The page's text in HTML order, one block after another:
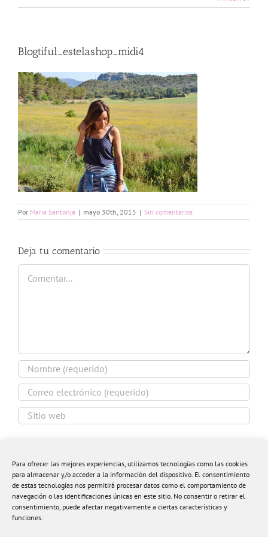
Para ofrecer las mejores experiencias, utilizamos tecnologías como las cookies
para almacenar y/o acceder a la información del dispositivo. El consentimiento
de estas tecnologías nos permitirá procesar datos como el comportamiento de
navegación o las identificaciones únicas en este sitio. No consentir o retirar el
consentimiento, puede afectar negativamente a ciertas características y
funciones.
Blogtiful_estelashop_midi4
Por Maria Santonja | mayo 30th, 2015 | Sin comentarios
Deja tu comentario
Comentar
navegador para la próxima vez que comente.